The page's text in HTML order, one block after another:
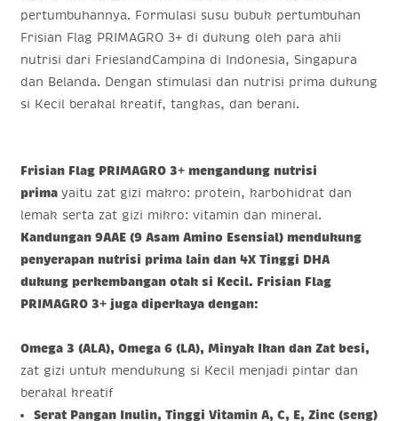
pertumbuhannya. Formulasi susu bubuk pertumbuhan
Frisian Flag PRIMAGRO 3+ di dukung oleh para ahli
nutrisi dari FrieslandCampina di Indonesia, Singapura
dan Belanda. Dengan stimulasi dan nutrisi prima dukung
si Kecil berakal kreatif, tangkas, dan berani.
Frisian Flag PRIMAGRO 3+ mengandung nutrisi
prima yaitu zat gizi makro: protein, karbohidrat dan
lemak serta zat gizi mikro: vitamin dan mineral.
Kandungan 9AAE (9 Asam Amino Esensial) mendukung
penyerapan nutrisi prima lain dan 4X Tinggi DHA
dukung perkembangan otak si Kecil. Frisian Flag
PRIMAGRO 3+ juga diperkaya dengan:
Omega 3 (ALA), Omega 6 (LA), Minyak Ikan dan Zat besi,
zat gizi untuk mendukung si Kecil menjadi pintar dan
berakal kreatif
Serat Pangan Inulin, Tinggi Vitamin A, C, E, Zinc (seng)